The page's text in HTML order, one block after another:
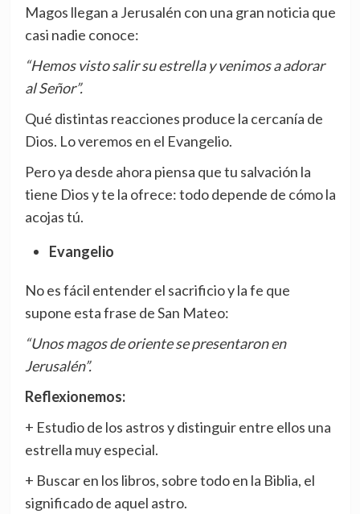
Magos llegan a Jerusalén con una gran noticia que
casi nadie conoce:
“Hemos visto salir su estrella y venimos a adorar
al Señor”.
Qué distintas reacciones produce la cercanía de
Dios. Lo veremos en el Evangelio.
Pero ya desde ahora piensa que tu salvación la
tiene Dios y te la ofrece: todo depende de cómo la
acojas tú.
Evangelio
No es fácil entender el sacrificio y la fe que
supone esta frase de San Mateo:
“Unos magos de oriente se presentaron en
Jerusalén”.
Reflexionemos:
+ Estudio de los astros y distinguir entre ellos una
estrella muy especial.
+ Buscar en los libros, sobre todo en la Biblia, el
significado de aquel astro.